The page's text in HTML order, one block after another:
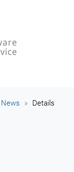
News Details